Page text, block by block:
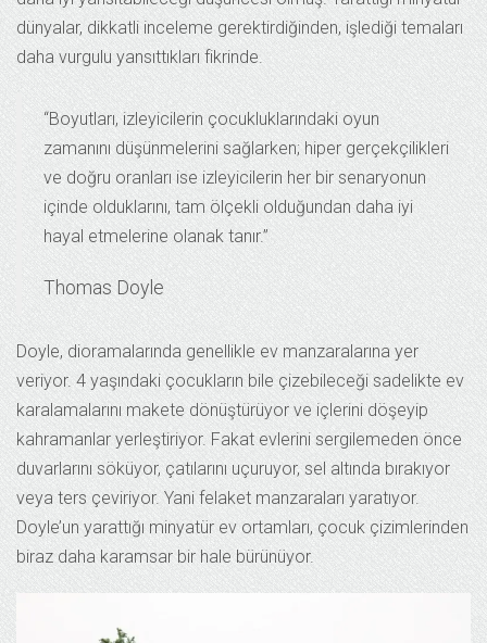
dünyalar, dikkatli inceleme gerektirdiğinden, işlediği temaları
daha vurgulu yansıttıkları fikrinde.
“Boyutları, izleyicilerin çocukluklarındaki oyun
zamanını düşünmelerini sağlarken; hiper gerçekçilikleri
ve doğru oranları ise izleyicilerin her bir senaryonun
içinde olduklarını, tam ölçekli olduğundan daha iyi
hayal etmelerine olanak tanır.”
Thomas Doyle
Doyle, dioramalarında genellikle ev manzaralarına yer
veriyor. 4 yaşındaki çocukların bile çizebileceği sadelikte ev
karalamalarını makete dönüştürüyor ve içlerini döşeyip
kahramanlar yerleştiriyor. Fakat evlerini sergilemeden önce
duvarlarını söküyor, çatılarını uçuruyor, sel altında bırakıyor
veya ters çeviriyor. Yani felaket manzaraları yaratıyor.
Doyle’un yarattığı minyatür ev ortamları, çocuk çizimlerinden
biraz daha karamsar bir hale bürünüyor.